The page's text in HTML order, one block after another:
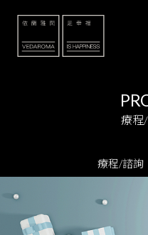
療程
療程/諮詢